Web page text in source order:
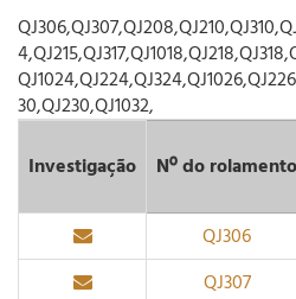
30,QJ230,QJ1032,
Investigação
Nº do rolamento
QJ306
QJ307